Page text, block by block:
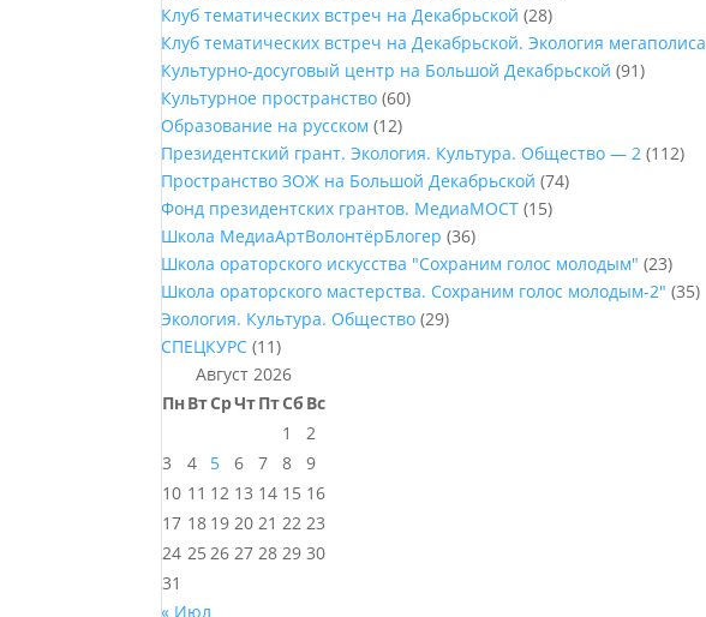
Клуб тематических встреч на Декабрьской (28)
Клуб тематических встреч на Декабрьской. Экология мегаполиса
Культурно-досуговый центр на Большой Декабрьской (91)
Культурное пространство (60)
Образование на русском (12)
Президентский грант. Экология. Культура. Общество — 2 (112)
Пространство ЗОЖ на Большой Декабрьской (74)
Фонд президентских грантов. МедиаМОСТ (15)
Школа МедиаАртВолонтёрБлогер (36)
Школа ораторского искусства "Сохраним голос молодым" (23)
Школа ораторского мастерства. Сохраним голос молодым-2" (35)
Экология. Культура. Общество (29)
СПЕЦКУРС (11)
Август 2026
ПнВтСрЧтПтСб Вс
1
2
3
4 5 6 7 8
9
10 11 12 13 14 15 16
17 18 19 20 21 22 23
24 25 26 27 28 29 30
31
« Июл